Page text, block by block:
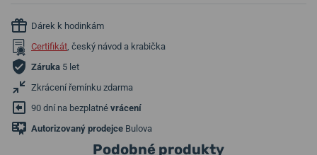
Dárek k hodinkám
Certifikát, český návod a krabička
Záruka 5 let
Zkrácení řemínku zdarma
90 dní na bezplatné vrácení
Autorizovaný prodejce Bulova
Podobné produkty